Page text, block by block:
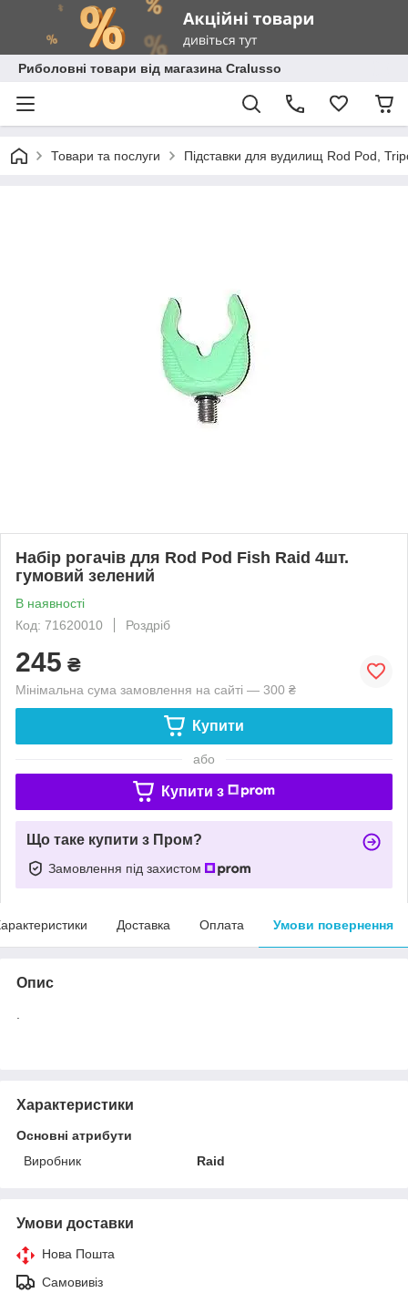
Риболовні товари від магазина Cralusso
Товари та послуги Підставки для вудилищ Rod Pod,
Набір рогачів для Rod Pod Fish Raid 4шт.
гумовий зелений
В наявності
Код: 71620010
Роздріб
245 ₴
Мінімальна сума замовлення на сайті — 300 ₴
Купити
або
Купити з
Що таке купити з Пром?
Замовлення під захистом
Доставка Оплата Умови повернення
Опис
Характеристики
Основні атрибути
Виробник
Raid
Умови доставки
Нова Пошта
Самовивіз